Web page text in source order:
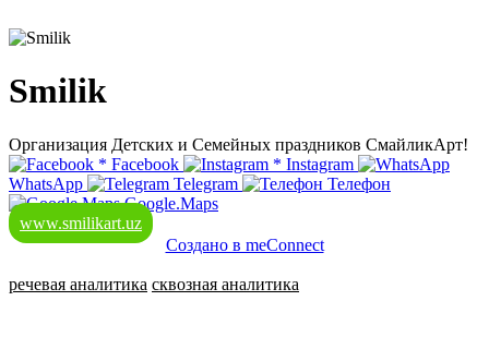
Smilik
Организация Детских и Семейных праздников СмайликАрт!
* Facebook * Instagram
WhatsApp
Telegram
Телефон
Google.Maps
www.smilikart.uz
Создано в meConnect
речевая аналитика сквозная аналитика